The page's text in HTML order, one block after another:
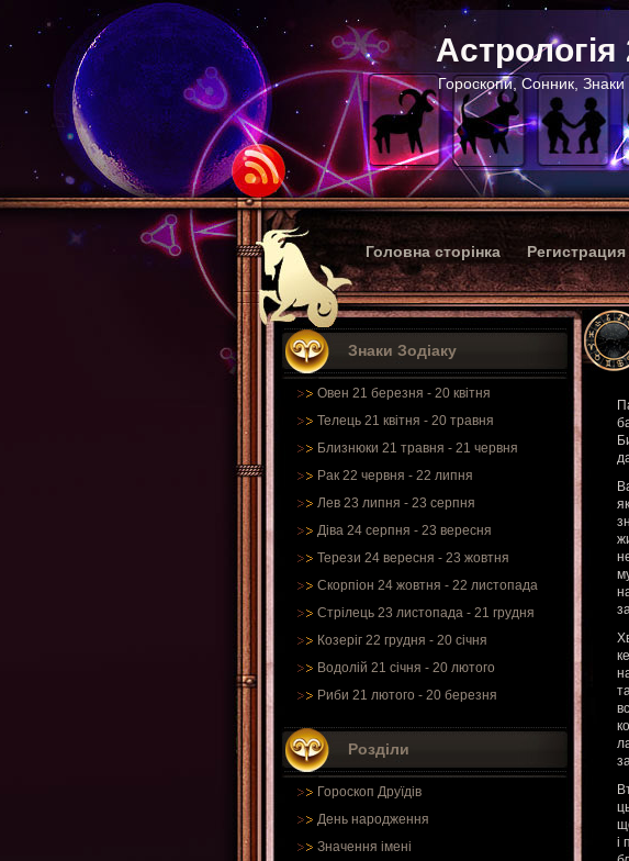
Астрологія
Гороскопи, Сонник, Знаки
Головна сторінка Регистрация
Знаки Зодіаку
Овен 21 березня - 20 квітня
Телець 21 квітня - 20 травня
Близнюки 21 травня - 21 червня
Рак 22 червня - 22 липня
Лев 23 липня - 23 серпня
Діва 24 серпня - 23 вересня
Терези 24 вересня - 23 жовтня
Скорпіон 24 жовтня - 22 листопада
Стрілець 23 листопада - 21 грудня
Козеріг 22 грудня - 20 січня
Водолій 21 січня - 20 лютого
Риби 21 лютого - 20 березня
Розділи
Гороскоп Друїдів
День народження
Значення імені
і